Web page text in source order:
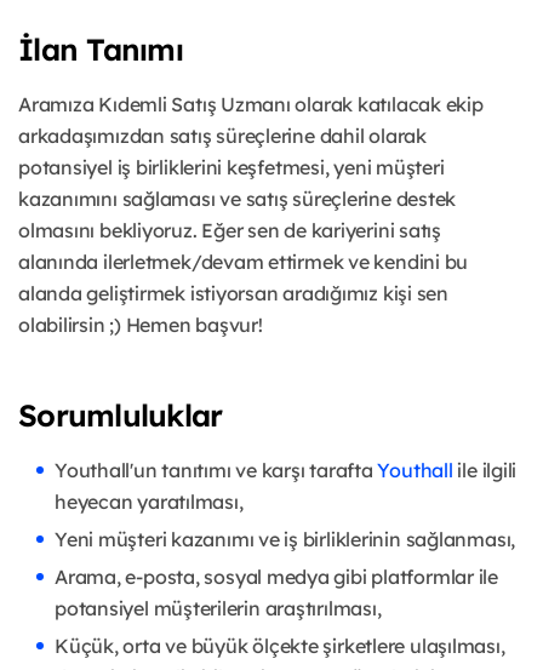
İlan Tanımı
Aramıza Kıdemli Satış Uzmanı olarak katılacak ekip
arkadaşımızdan satış süreçlerine dahil olarak
potansiyel iş birliklerini keşfetmesi, yeni müşteri
kazanımını sağlaması ve satış süreçlerine destek
olmasını bekliyoruz. Eğer sen de kariyerini satış
alanında ilerletmek/devam ettirmek ve kendini bu
alanda geliştirmek istiyorsan aradığımız kişi sen
olabilirsin ;) Hemen başvur!
Sorumluluklar
Youthall'un tanıtımı ve karşı taraftaYouthall ile ilgili
heyecan yaratılması,
Yeni müşteri kazanımı ve iş birliklerinin sağlanması,
Arama, e-posta, sosyal medya gibi platformlar ile
potansiyel müşterilerin araştırılması,
Küçük, orta ve büyük ölçekte şirketlere ulaşılması,